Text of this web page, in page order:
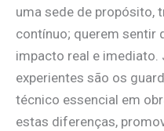
uma sede de propósito,
contínuo; querem sentir
impacto real e
experientes são os
técnico essencial em
estas diferenças,